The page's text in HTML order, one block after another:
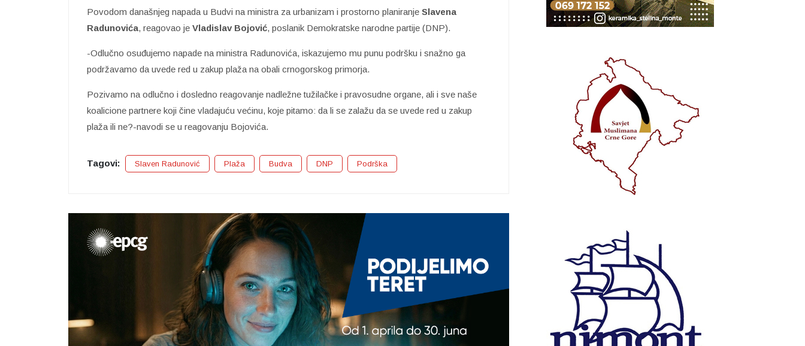
Povodom današnjeg napada u Budvi na ministra za urbanizam i prostorno planiranje Slavena
Radunovića, reagovao je Vladislav Bojović, poslanik Demokratske narodne partije (DNP).
-Odlučno osuđujemo napade na ministra Radunovića, iskazujemo mu punu podršku i snažno ga
podržavamo da uvede red u zakup plaža na obali crnogorskog primorja.
Pozivamo na odlučno i dosledno reagovanje nadležne tužilačke i pravosudne organe, ali i sve naše
koalicione partnere koji čine vladajuću većinu, koje pitamo: da li se zalažu da se uvede red u zakup
plaža ili ne?-navodi se u reagovanju Bojovića.
Tagovi: Slaven Radunović Plaža Budva DNP Podrška